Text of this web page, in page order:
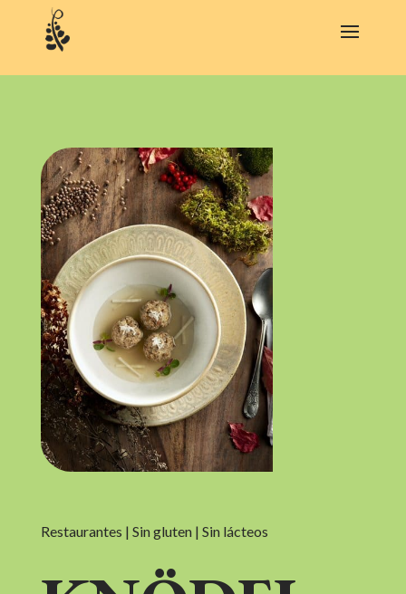
Restaurantes | Sin gluten | Sin lácteos